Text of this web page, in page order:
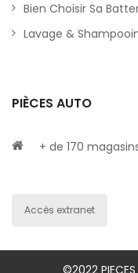
Bien Choisir Sa
Lavage &
PIÈCES AUTO
+ de 170
Accès extranet
©2022